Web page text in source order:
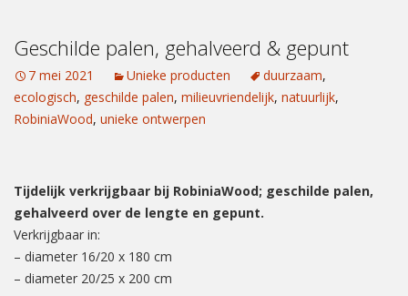
Geschilde palen, gehalveerd & gepunt
7 mei 2021 Unieke producten duurzaam,
ecologisch, geschilde palen, milieuvriendelijk, natuurlijk,
RobiniaWood, unieke ontwerpen
Tijdelijk verkrijgbaar bij RobiniaWood; geschilde palen,
gehalveerd over de lengte en gepunt.
Verkrijgbaar in:
– diameter 16/20 x 180 cm
– diameter 20/25 x 200 cm